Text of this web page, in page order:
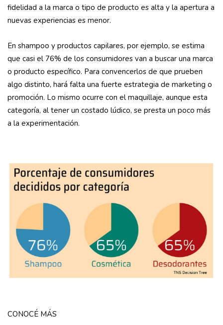
fidelidad a la marca o tipo de producto es alta y la apertura a
nuevas experiencias es menor.
En shampoo y productos capilares, por ejemplo, se estima
que casi el 76% de los consumidores van a buscar una marca
o producto específico. Para convencerlos de que prueben
algo distinto, hará falta una fuerte estrategia de marketing o
promoción. Lo mismo ocurre con el maquillaje, aunque esta
categoría, al tener un costado lúdico, se presta un poco más
a la experimentación.
CONOCÉ MÁS